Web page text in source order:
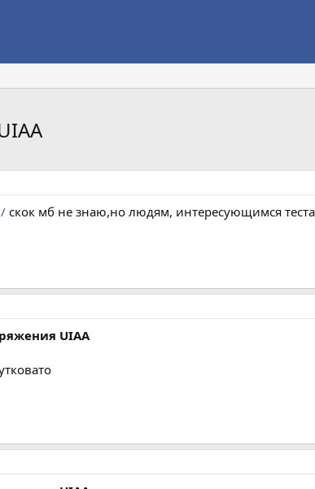
скок мб не знаю,но людям, интересующимся
UIAA